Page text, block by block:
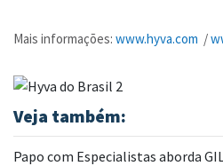
Mais informações: www.hyva.com /
Veja também:
Papo com Especialistas aborda